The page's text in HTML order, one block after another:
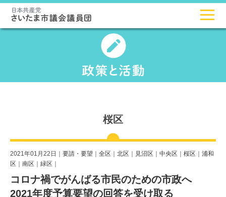
桜区
2021年01月22日｜ 要請・要望 全区 北区 見沼区 中央区 桜区
浦和
区
南区 緑区
コロナ禍でがんばる市民のための市政へ
2021年度予算要望の回答を受け取る